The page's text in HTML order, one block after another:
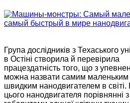
Група дослідників з Техаського
в Остіні створила й перевірила
працездатність того, що з
можна назвати самим маленьким
швидким нанодвигателем в світі.
цього нанодвигателя порівнянні з